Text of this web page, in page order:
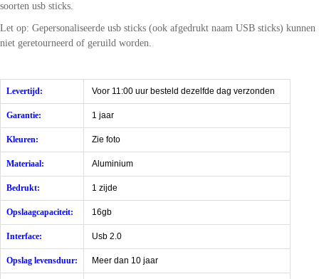
soorten usb sticks.
Let op: Gepersonaliseerde usb sticks (ook afgedrukt naam USB sticks) kunnen
niet geretourneerd of geruild worden.
Levertijd: Voor 11:00 uur besteld dezelfde dag verzonden
Garantie: 1 jaar
Kleuren: Zie foto
Materiaal: Aluminium
Bedrukt: 1 zijde
Opslaagcapaciteit: 16gb
Interface: Usb 2.0
Opslag levensduur: Meer dan 10 jaar